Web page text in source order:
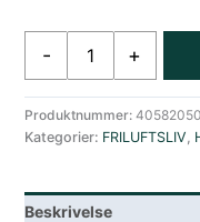
-
Lenser
Hodelykt
antall
+
Produktnummer:
Kategorier: FRILUFTSLIV,
Beskrivelse